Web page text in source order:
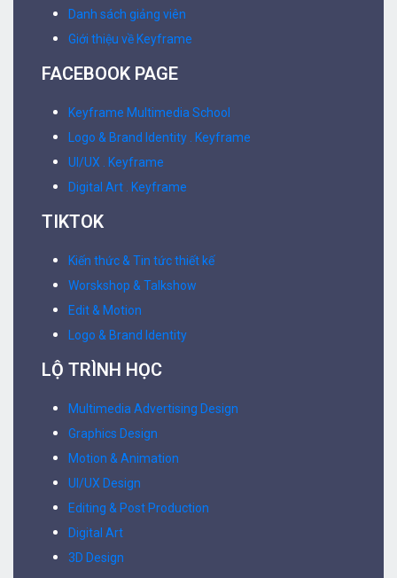
Danh sách giảng viên
Giới thiệu về Keyframe
FACEBOOK PAGE
Keyframe Multimedia School
Logo & Brand Identity . Keyframe
UI/UX . Keyframe
Digital Art . Keyframe
TIKTOK
Kiến thức & Tin tức thiết kế
Worskshop & Talkshow
Edit & Motion
Logo & Brand Identity
LỘ TRÌNH HỌC
Multimedia Advertising Design
Graphics Design
Motion & Animation
UI/UX Design
Editing & Post Production
Digital Art
3D Design